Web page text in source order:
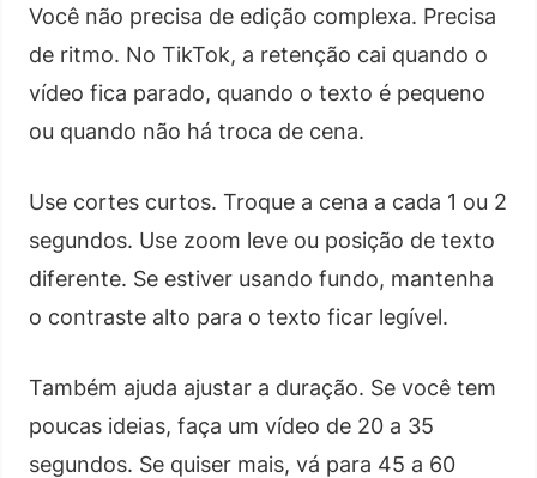
Você não precisa de edição complexa. Precisa
de ritmo. No TikTok, a retenção cai quando o
vídeo fica parado, quando o texto é pequeno
ou quando não há troca de cena.
Use cortes curtos. Troque a cena a cada 1 ou 2
segundos. Use zoom leve ou posição de texto
diferente. Se estiver usando fundo, mantenha
o contraste alto para o texto ficar legível.
Também ajuda ajustar a duração. Se você tem
poucas ideias, faça um vídeo de 20 a 35
segundos. Se quiser mais, vá para 45 a 60